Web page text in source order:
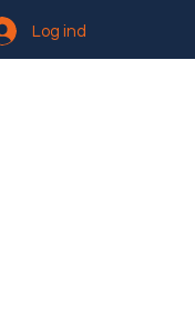
Log ind